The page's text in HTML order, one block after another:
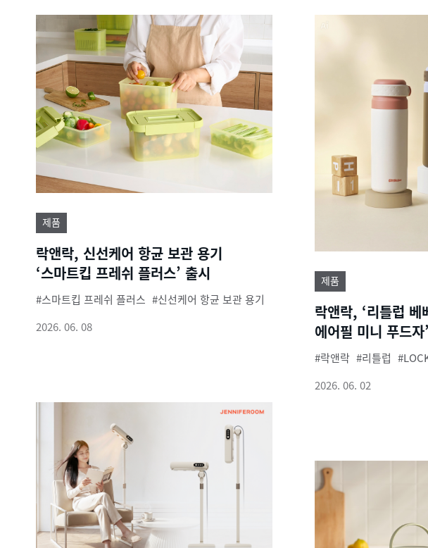
제품
락앤락, 신선케어 항균 보관 용기
‘스마트킵 프레쉬 플러스’ 출시
스마트킵 프레쉬 플러스
신선케어 항균 보관 용기
2026. 06. 08
제품
락앤락, ‘리틀럽 베
에어필 미니 푸드자
락앤락 리틀럽
2026. 06. 02